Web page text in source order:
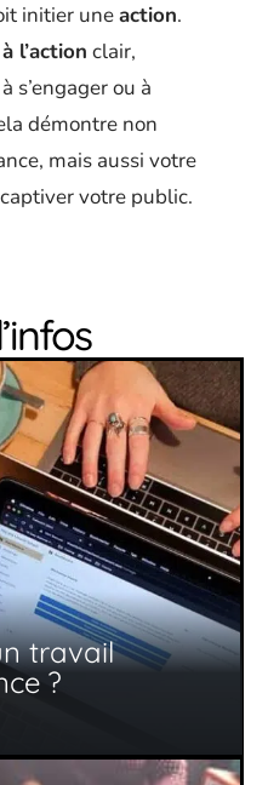
initier uneaction.
l’action clair,
s’engager ou à
démontre non
mais aussi votre
votre public.
travail
?